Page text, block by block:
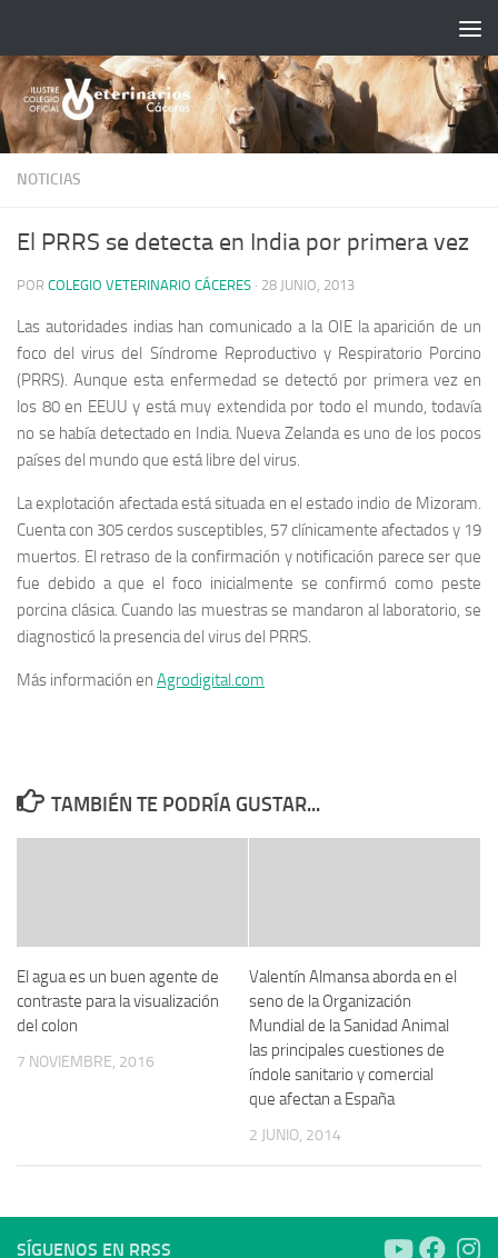
NOTICIAS
El PRRS se detecta en India por primera vez
POR COLEGIO VETERINARIO CÁCERES · 28 JUNIO, 2013
Las autoridades indias han comunicado a la OIE la aparición de un
foco del virus del Síndrome Reproductivo y Respiratorio Porcino
(PRRS). Aunque esta enfermedad se detectó por primera vez en
los 80 en EEUU y está muy extendida por todo el mundo, todavía
no se había detectado en India. Nueva Zelanda es uno de los pocos
países del mundo que está libre del virus.
La explotación afectada está situada en el estado indio de Mizoram.
Cuenta con 305 cerdos susceptibles, 57 clínicamente afectados y 19
muertos. El retraso de la confirmación y notificación parece ser que
fue debido a que el foco inicialmente se confirmó como peste
porcina clásica. Cuando las muestras se mandaron al laboratorio, se
diagnosticó la presencia del virus del PRRS.
Más información en Agrodigital.com
TAMBIÉN TE PODRÍA GUSTAR...
El agua es un buen agente de
contraste para la visualización
del colon
7 NOVIEMBRE, 2016
Valentín Almansa aborda en el
seno de la Organización
Mundial de la Sanidad Animal
las principales cuestiones de
índole sanitario y comercial
que afectan a España
2 JUNIO, 2014
SÍGUENOS EN RRSS